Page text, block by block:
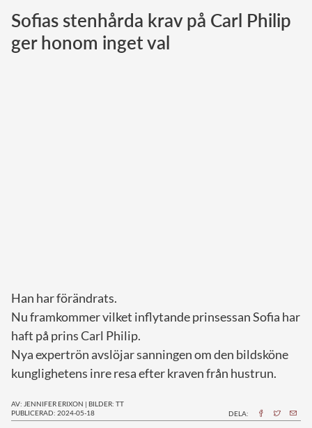
Norska kungahuset
Danska kungahuset
Sofias stenhårda krav på Carl Philip
ger honom inget val
Han har förändrats.
Nu framkommer vilket inflytande prinsessan Sofia har
haft på prins Carl Philip.
Nya expertrön avslöjar sanningen om den bildsköne
kunglighetens inre resa efter kraven från hustrun.
AV: JENNIFER ERIXON | BILDER: TT
PUBLICERAD: 2024-05-18
DELA: